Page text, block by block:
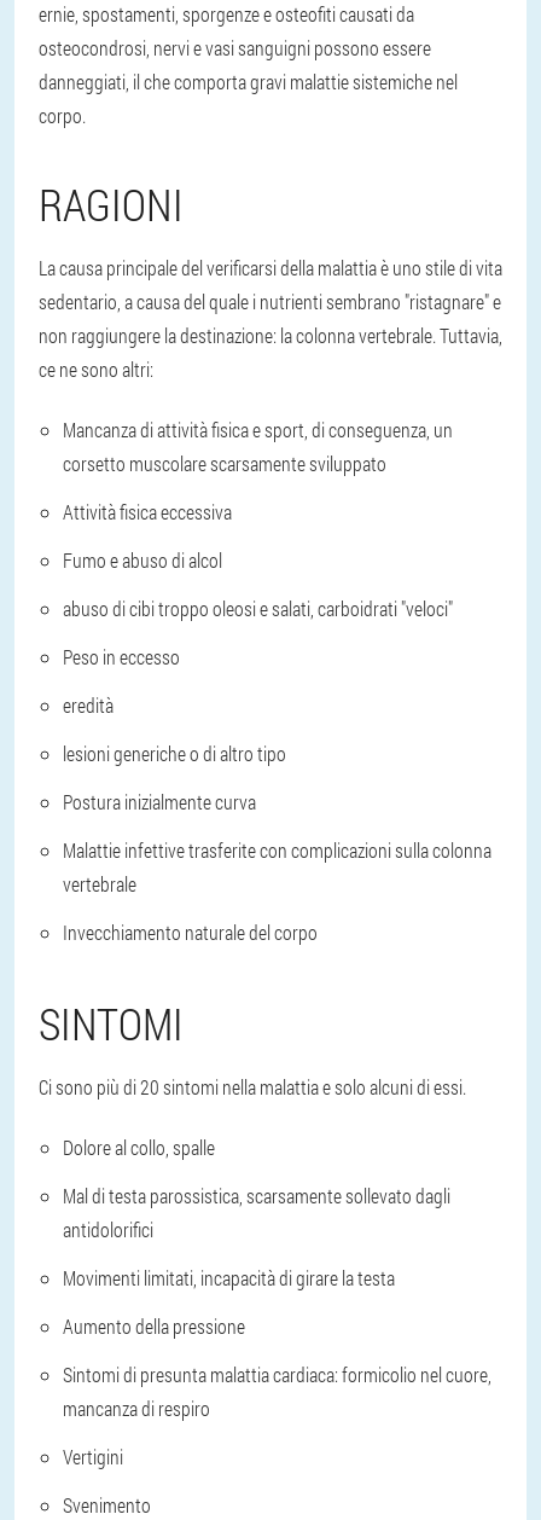
ernie, spostamenti, sporgenze e osteofiti causati da
osteocondrosi, nervi e vasi sanguigni possono essere
danneggiati, il che comporta gravi malattie sistemiche nel
corpo.
RAGIONI
La causa principale del verificarsi della malattia è uno stile di vita
sedentario, a causa del quale i nutrienti sembrano "ristagnare" e
non raggiungere la destinazione: la colonna vertebrale. Tuttavia,
ce ne sono altri:
Mancanza di attività fisica e sport, di conseguenza, un
corsetto muscolare scarsamente sviluppato
Attività fisica eccessiva
Fumo e abuso di alcol
abuso di cibi troppo oleosi e salati, carboidrati "veloci"
Peso in eccesso
eredità
lesioni generiche o di altro tipo
Postura inizialmente curva
Malattie infettive trasferite con complicazioni sulla colonna
vertebrale
Invecchiamento naturale del corpo
SINTOMI
Ci sono più di 20 sintomi nella malattia e solo alcuni di essi.
Dolore al collo, spalle
Mal di testa parossistica, scarsamente sollevato dagli
antidolorifici
Movimenti limitati, incapacità di girare la testa
Aumento della pressione
Sintomi di presunta malattia cardiaca: formicolio nel cuore,
mancanza di respiro
Vertigini
Svenimento